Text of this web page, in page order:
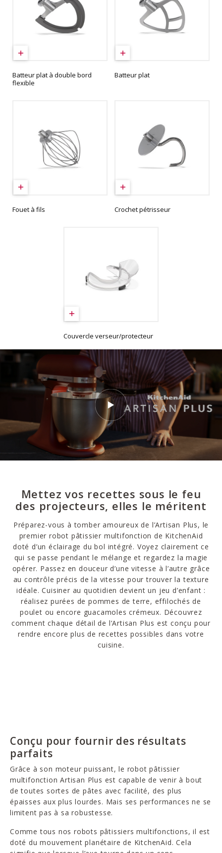
Batteur plat à double bord
flexible
Batteur plat
Fouet à fils Crochet pétrisseur
Couvercle verseur/protecteur
Mettez vos recettes sous le feu
des projecteurs, elles le méritent
Préparez-vous à tomber amoureux de l’Artisan Plus, le
premier robot pâtissier multifonction de KitchenAid
doté d’un éclairage du bol intégré. Voyez clairement ce
qui se passe pendant le mélange et regardez la magie
opérer. Passez en douceur d’une vitesse à l’autre grâce
au contrôle précis de la vitesse pour trouver la texture
idéale. Cuisiner au quotidien devient un jeu d’enfant :
réalisez purées de pommes de terre, effilochés de
poulet ou encore guacamoles crémeux. Découvrez
comment chaque détail de l’Artisan Plus est conçu pour
rendre encore plus de recettes possibles dans votre
cuisine.
Conçu pour fournir des résultats
parfaits
Grâce à son moteur puissant, le robot pâtissier
multifonction Artisan Plus est capable de venir à bout
de toutes sortes de pâtes avec facilité, des plus
épaisses aux plus lourdes. Mais ses performances ne se
limitent pas à sa robustesse.
Comme tous nos robots pâtissiers multifonctions, il est
doté du mouvement planétaire de KitchenAid. Cela